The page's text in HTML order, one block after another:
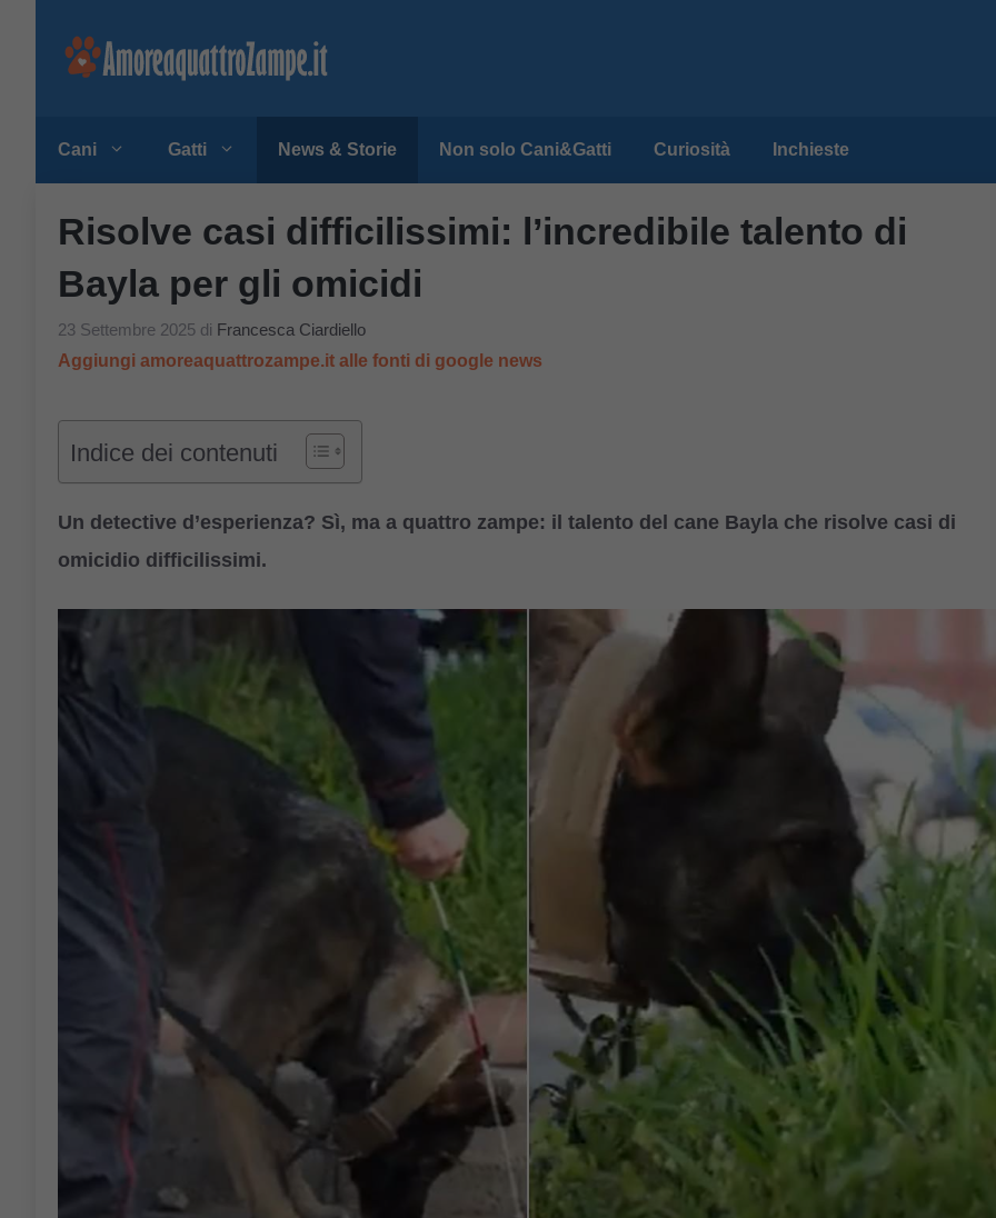
Cani Gatti News & Storie Non solo Cani&Gatti Curiosità Inchieste
Risolve casi difficilissimi: l’incredibile talento di
Bayla per gli omicidi
23 Settembre 2025 di Francesca Ciardiello
Aggiungi amoreaquattrozampe.it alle fonti di google news
Indice dei contenuti
Un detective d’esperienza? Sì, ma a quattro zampe: il talento del cane Bayla che risolve casi di
omicidio difficilissimi.